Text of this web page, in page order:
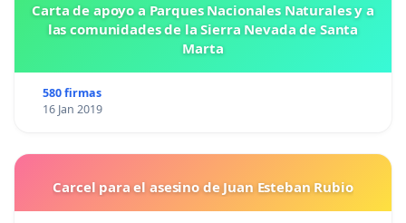
Carta de apoyo a Parques Nacionales Naturales y a
las comunidades de la Sierra Nevada de Santa
Marta
580 firmas
16 Jan 2019
Carcel para el asesino de Juan Esteban Rubio